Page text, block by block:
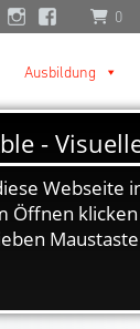
0
Ausbildung